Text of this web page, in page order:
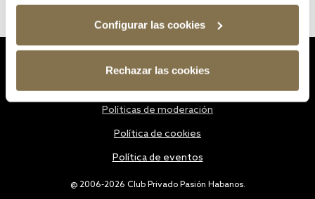
Configurar las cookies
Rechazar las cookies
@ 2006-2026 Club Privado Pasión Habanos.
Políticas de moderación
Política de cookies
Política de eventos